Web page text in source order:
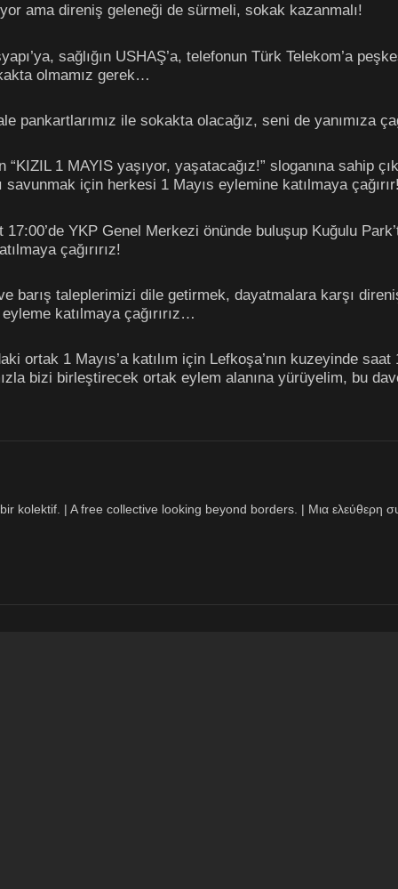
ama direniş geleneği de sürmeli, sokak kazanmalı!
sağlığın USHAŞ’a, telefonun Türk Telekom’a
olmamız gerek…
pankartlarımız ile sokakta olacağız, seni de yanımıza
1 MAYIS yaşıyor, yaşatacağız!” sloganına sahip
savunmak için herkesi 1 Mayıs eylemine katılmaya
YKP Genel Merkezi önünde buluşup Kuğulu
çağırırız!
ve barış taleplerimizi dile getirmek, dayatmalara karşı
katılmaya çağırırız…
ortak 1 Mayıs’a katılım için Lefkoşa’nın kuzeyinde
bizi birleştirecek ortak eylem alanına yürüyelim, bu
kolektif. | A free collective looking beyond borders. | Μια ελεύθερη